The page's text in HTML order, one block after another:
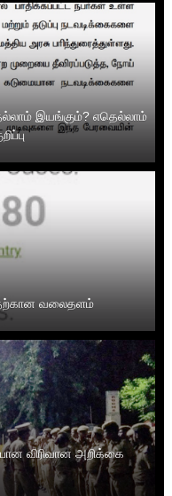
இயங்கும்? எதெல்லாம்
வலைதளம்
விரிவான அறிக்கை